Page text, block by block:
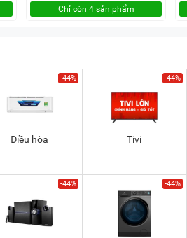
Chỉ còn 4 sản phẩm
-44%
Điều hòa
-44%
Tivi
-44% -44%